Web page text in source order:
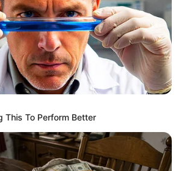
Dance Scenes Still Trending
This To Perform Better